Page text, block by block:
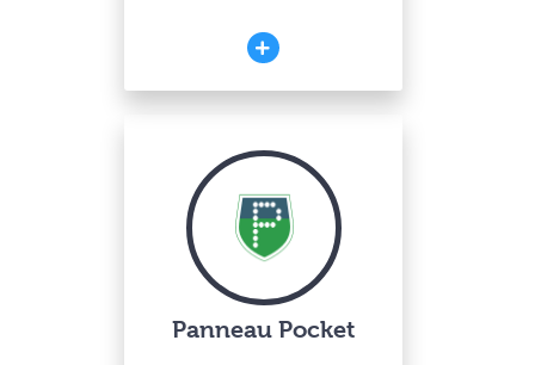
Panneau Pocket